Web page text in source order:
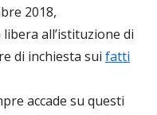
2018,
all’istituzione di
di inchiesta sui fatti
accade su questi